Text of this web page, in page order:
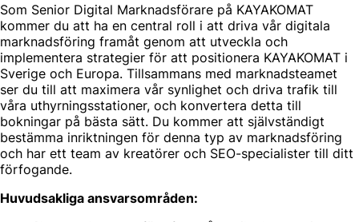
Som Senior Digital Marknadsförare på KAYAKOMAT
kommer du att ha en central roll i att driva vår digitala
marknadsföring framåt genom att utveckla och
implementera strategier för att positionera KAYAKOMAT i
Sverige och Europa. Tillsammans med marknadsteamet
ser du till att maximera vår synlighet och driva trafik till
våra uthyrningsstationer, och konvertera detta till
bokningar på bästa sätt. Du kommer att självständigt
bestämma inriktningen för denna typ av marknadsföring
och har ett team av kreatörer och SEO-specialister till ditt
förfogande.
Huvudsakliga ansvarsområden: